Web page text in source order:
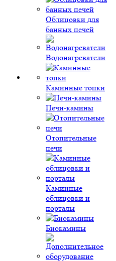
Облицовки для
банных печей
Водонагреватели
Каминные топки
Печи-камины
Отопительные
печи
Каминные
облицовки и
порталы
Биокамины